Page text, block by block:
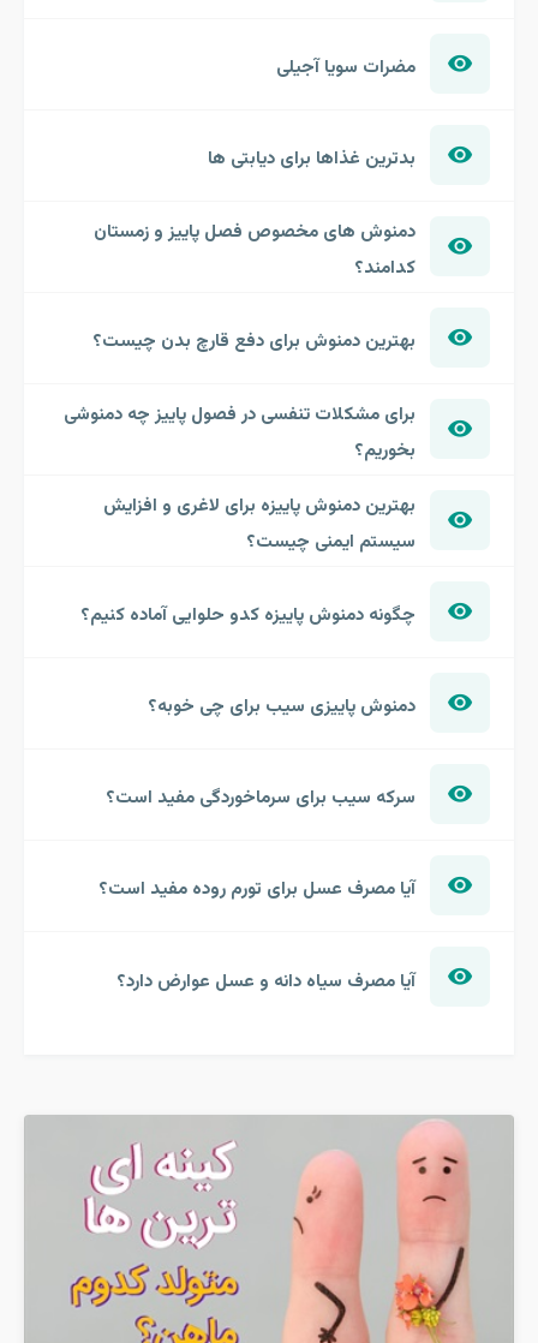
مضرات سویا آجیلی
بدترین غذاها برای دیابتی ها
دمنوش های مخصوص فصل پاییز و زمستان
کدامند؟
بهترین دمنوش برای دفع قارچ بدن چیست؟
برای مشکلات تنفسی در فصول پاییز چه دمنوشی
بخوریم؟
بهترین دمنوش پاییزه برای لاغری و افزایش
سیستم ایمنی چیست؟
چگونه دمنوش پاییزه کدو حلوایی آماده کنیم؟
دمنوش پاییزی سیب برای چی خوبه؟
سرکه سیب برای سرماخوردگی مفید است؟
آیا مصرف عسل برای تورم روده مفید است؟
آیا مصرف سیاه دانه و عسل عوارض دارد؟